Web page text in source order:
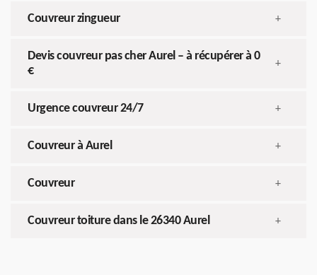
Couvreur zingueur +
Devis couvreur pas cher Aurel – à récupérer à 0
€
+
Urgence couvreur 24/7 +
Couvreur à Aurel +
Couvreur +
Couvreur toiture dans le 26340 Aurel +